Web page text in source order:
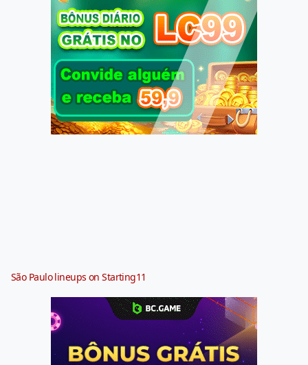
São Paulo lineups on Starting11